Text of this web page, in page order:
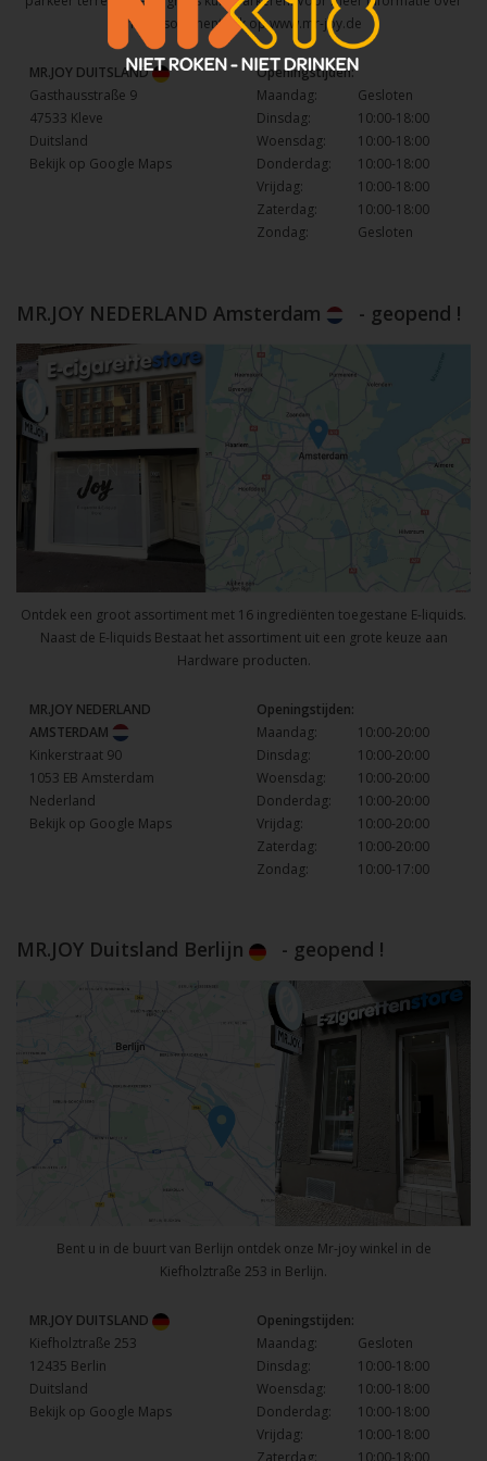
het assortiment kijk opwww.mr-joy.de
MR.JOY DUITSLAND
Gasthausstraße 9
47533 Kleve
Duitsland
Bekijk op Google Maps
Openingstijden:
Maandag:
Gesloten
Dinsdag:
10:00-18:00
Woensdag:
10:00-18:00
Donderdag:
10:00-18:00
Vrijdag:
10:00-18:00
Zaterdag:
10:00-18:00
Zondag:
Gesloten
MR.JOY NEDERLAND Amsterdam - geopend !
Ontdek een groot assortiment met 16 ingrediënten toegestane E-liquids.
Naast de E-liquids Bestaat het assortiment uit een grote keuze aan
Hardware producten.
MR.JOY NEDERLAND
AMSTERDAM
Kinkerstraat 90
1053 EB Amsterdam
Nederland
Bekijk op Google Maps
Openingstijden:
Maandag:
10:00-20:00
Dinsdag:
10:00-20:00
Woensdag:
10:00-20:00
Donderdag:
10:00-20:00
Vrijdag:
10:00-20:00
Zaterdag:
10:00-20:00
Zondag:
10:00-17:00
MR.JOY Duitsland Berlijn - geopend !
Bent u in de buurt van Berlijn ontdek onze Mr-joy winkel in de
Kiefholztraße 253 in Berlijn.
MR.JOY DUITSLAND
Kiefholztraße 253
12435 Berlin
Duitsland
Bekijk op Google Maps
Openingstijden:
Maandag:
Gesloten
Dinsdag:
10:00-18:00
Woensdag:
10:00-18:00
Donderdag:
10:00-18:00
Vrijdag:
10:00-18:00
Zaterdag:
10:00-18:00